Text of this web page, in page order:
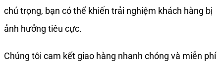
chú trọng, bạn có thể khiến trải nghiệm khách hàng bị
ảnh hưởng tiêu cực.
Chúng tôi cam kết giao hàng nhanh chóng và miễn phí